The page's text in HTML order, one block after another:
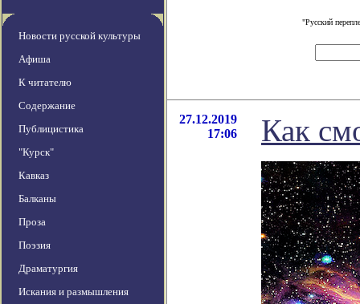
Новости русской культуры
Афиша
К читателю
Содержание
Публицистика
"Курск"
Кавказ
Балканы
Проза
Поэзия
Драматургия
Искания и размышления
"Русский
27.12.2019
17:06
Как